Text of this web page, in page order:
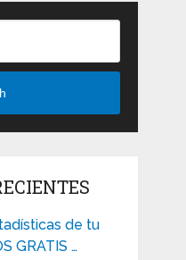
de tu
GRATIS …